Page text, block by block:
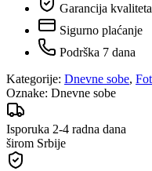
Garancija kvaliteta
Sigurno plaćanje
Podrška 7 dana
Kategorije: Dnevne sobe,
Oznake: Dnevne sobe
Isporuka 2-4 radna dana
širom Srbije